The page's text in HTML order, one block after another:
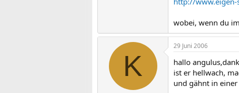
wobei, wenn du
K
29 Juni 2006
hallo
ist er hellwach,
und gähnt in einer